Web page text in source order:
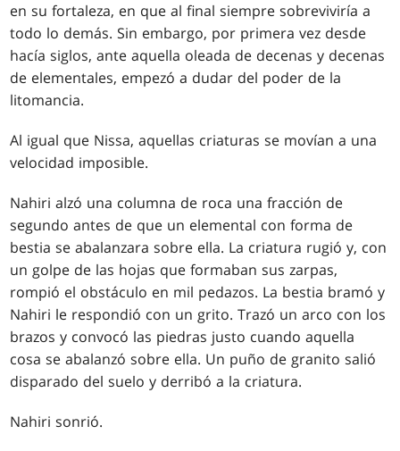
en su fortaleza, en que al final siempre sobreviviría a
todo lo demás. Sin embargo, por primera vez desde
hacía siglos, ante aquella oleada de decenas y decenas
de elementales, empezó a dudar del poder de la
litomancia.
Al igual que Nissa, aquellas criaturas se movían a una
velocidad imposible.
Nahiri alzó una columna de roca una fracción de
segundo antes de que un elemental con forma de
bestia se abalanzara sobre ella. La criatura rugió y, con
un golpe de las hojas que formaban sus zarpas,
rompió el obstáculo en mil pedazos. La bestia bramó y
Nahiri le respondió con un grito. Trazó un arco con los
brazos y convocó las piedras justo cuando aquella
cosa se abalanzó sobre ella. Un puño de granito salió
disparado del suelo y derribó a la criatura.
Nahiri sonrió.